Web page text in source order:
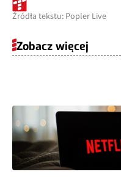
Źródła tekstu: Popler Live
Zobacz więcej